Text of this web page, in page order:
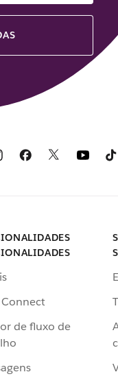
Connect
de fluxo de